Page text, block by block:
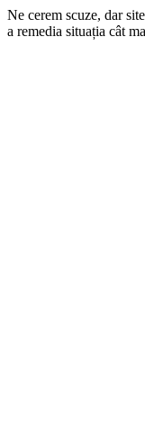
Ne cerem scuze, dar
a remedia situația cât